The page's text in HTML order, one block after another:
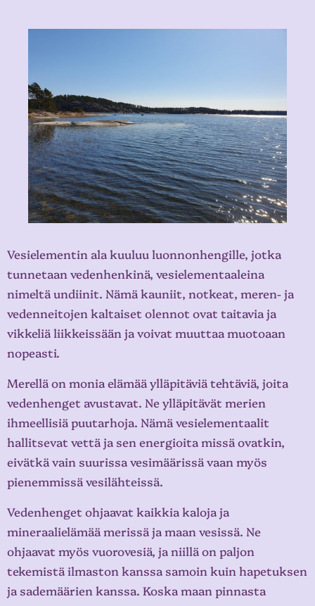
Vesielementin ala kuuluu luonnonhengille, jotka
tunnetaan vedenhenkinä, vesielementaaleina
nimeltä undiinit. Nämä kauniit, notkeat, meren- ja
vedenneitojen kaltaiset olennot ovat taitavia ja
vikkeliä liikkeissään ja voivat muuttaa muotoaan
nopeasti.
Merellä on monia elämää ylläpitäviä tehtäviä, joita
vedenhenget avustavat. Ne ylläpitävät merien
ihmeellisiä puutarhoja. Nämä vesielementaalit
hallitsevat vettä ja sen energioita missä ovatkin,
eivätkä vain suurissa vesimäärissä vaan myös
pienemmissä vesilähteissä.
Vedenhenget ohjaavat kaikkia kaloja ja
mineraalielämää merissä ja maan vesissä. Ne
ohjaavat myös vuorovesiä, ja niillä on paljon
tekemistä ilmaston kanssa samoin kuin hapetuksen
ja sademäärien kanssa. Koska maan pinnasta